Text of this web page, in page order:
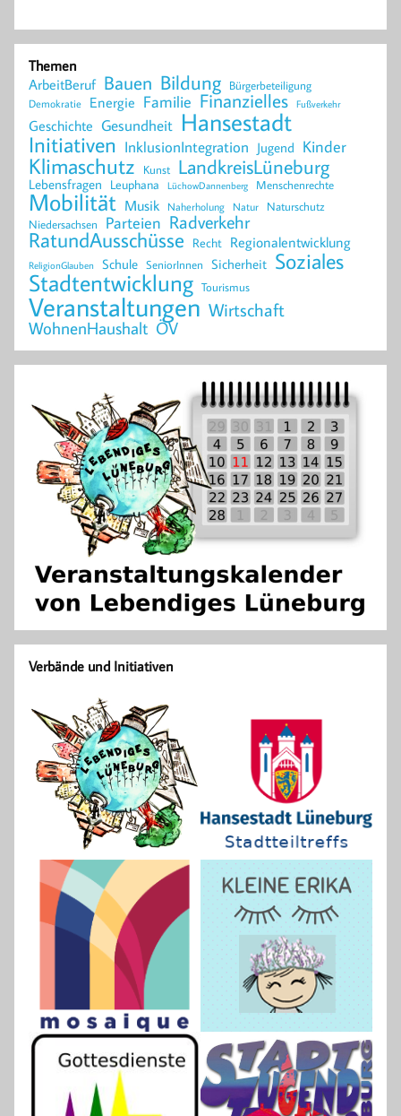
Themen
ArbeitBeruf Bauen Bildung Bürgerbeteiligung
Demokratie Energie Familie Finanzielles Fußverkehr
Geschichte Gesundheit Hansestadt
Initiativen InklusionIntegration Jugend Kinder
Klimaschutz Kunst LandkreisLüneburg
Lebensfragen Leuphana LüchowDannenberg Menschenrechte
Mobilität Musik Naherholung Natur Naturschutz
Niedersachsen Parteien Radverkehr
RatundAusschüsse Recht Regionalentwicklung
ReligionGlauben Schule SeniorInnen Sicherheit Soziales
Stadtentwicklung Tourismus
Veranstaltungen Wirtschaft
WohnenHaushalt ÖV
Verbände und Initiativen